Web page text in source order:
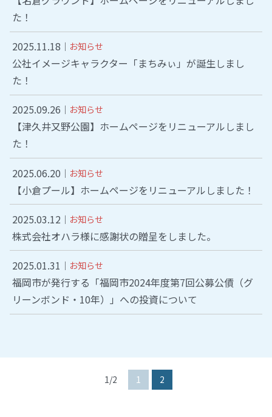
た！
公社イメージキャラクター「まちみぃ」が誕生しまし
た！
2025.11.18 お知らせ
【津久井又野公園】ホームページをリニューアルしまし
た！
2025.09.26 お知らせ
【小倉プール】ホームページをリニューアルしました！
2025.06.20 お知らせ
株式会社オハラ様に感謝状の贈呈をしました。
2025.03.12 お知らせ
福岡市が発行する「福岡市2024年度第7回公募公債（グ
リーンボンド・10年）」への投資について
2025.01.31 お知らせ
1/2 1 2